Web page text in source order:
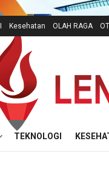
Kesehatan OLAH RAGA
TEKNOLOGI